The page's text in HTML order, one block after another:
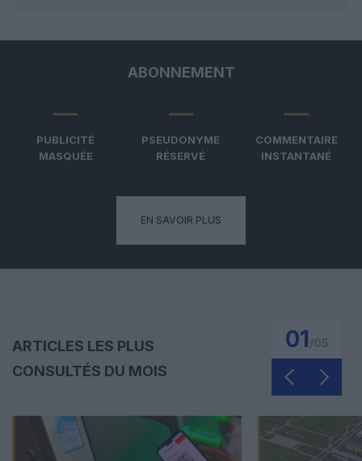
ABONNEMENT
PUBLICITÉ
MASQUÉE
PSEUDONYME
RÉSERVÉ
COMMENTAIRE
INSTANTANÉ
EN SAVOIR PLUS
ARTICLES LES PLUS
CONSULTÉS DU MOIS
01